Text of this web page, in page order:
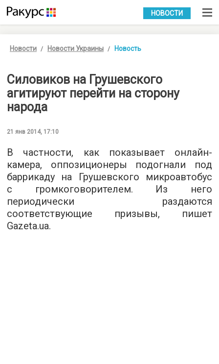
УКР РУС
НОВОСТИ
Новости Новости Украины Новость
Силовиков на Грушевского
агитируют перейти на сторону
народа
21 янв 2014, 17:10
В частности, как показывает онлайн-
камера, оппозиционеры подогнали под
баррикаду на Грушевского микроавтобус
с громкоговорителем. Из него
периодически раздаются
соответствующие призывы, пишет
Gazeta.ua.